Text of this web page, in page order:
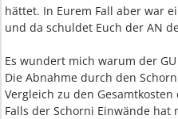
hättet. In Eurem Fall aber war
und da schuldet Euch der AN
Es wundert mich warum der
Die Abnahme durch den
Vergleich zu den
Falls der Schorni Einwände hat